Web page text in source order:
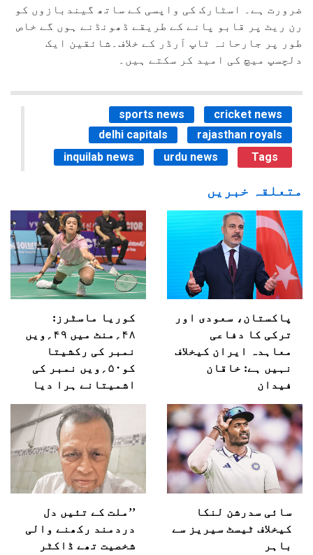
ضرورت ہے۔ اسٹارک کی واپسی کے ساتھ گیندبازوں کو
رن ریٹ پر قابو پانے کے طریقے ڈھونڈنے ہوں گے خاص
طور پر جارحانہ ٹاپ آرڈر کے خلاف۔شائقین ایک
دلچسپ میچ کی امید کر سکتے ہیں۔
sports news
cricket news
delhi capitals
rajasthan royals
inquilab news
urdu news Tags
متعلقہ خبریں
پاکستان، سعودی اور
ترکی کا دفاعی
معاہدہ ایران کیخلاف
نہیں ہے: خاقان
فیدان
کوریا ماسٹرز:
۴۸؍منٹ میں ۴۹؍ویں
نمبر کی رکشیتا
کو۵۰؍ویں نمبر کی
اشمیتانے ہرا دیا
سائی سدرشن لنکا
کیخلاف ٹیسٹ سیریز سے
باہر
’’ملت کے تئیں دل
دردمند رکھنے والی
شخصیت تھے ڈاکٹر